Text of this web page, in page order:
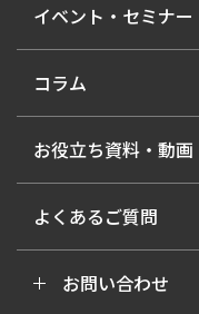
イベント・セミナー
コラム
お役立ち資料・動画
よくあるご質問
お問い合わせ